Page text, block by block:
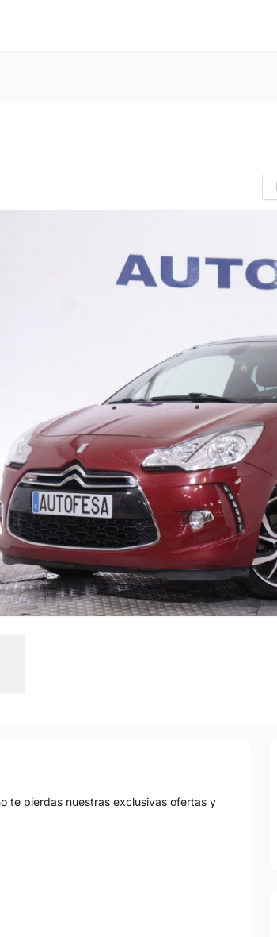
te pierdas nuestras exclusivas ofertas y